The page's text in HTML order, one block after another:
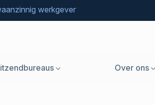
werkgever
Over ons